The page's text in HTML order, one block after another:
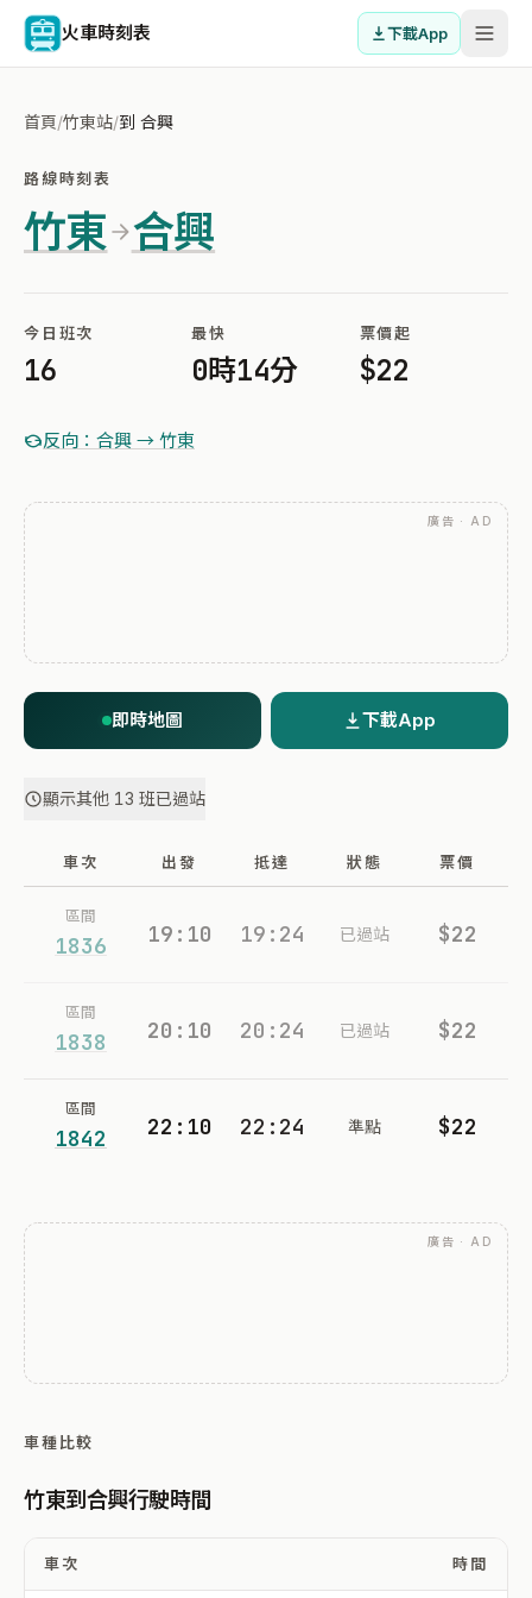
火車時刻表 下載App
首頁/竹東站/到 合興
路線時刻表
竹東 合興
今日班次
16
最快
0時14分
票價起
$22
反向：合興 → 竹東
廣告 · AD
即時地圖 下載App
顯示其他 13 班已過站
車次 出發 抵達 狀態 票價
區間
1836 19:10 19:24 已過站 $22
區間
1838 20:10 20:24 已過站 $22
區間
1842 22:10 22:24 準點 $22
廣告 · AD
車種比較
竹東到合興行駛時間
車次 時間